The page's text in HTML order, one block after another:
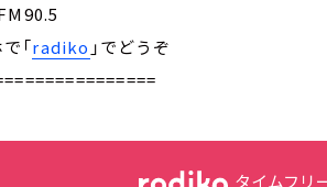
「radiko 」でどうぞ
タイムフリ